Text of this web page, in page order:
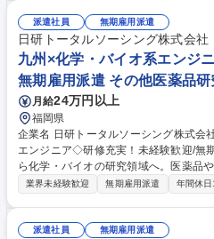
品質管理に携わります。【入社後は】
施設で約1か月の研修を実施。化学は
胞培養や生化学試験の実習等、実務経
理論と実験技術を基礎から体系的に学
研究職デビューが可能です。 募集職種 ◆大分×化学・バイオ系エンジニア
◆知見がある方/未経験歓迎/無期雇用派遣
派遣社員 無期雇用派遣
日研トータルソーシング株式会社
九州×化学・バイオ系エンジ
無期雇用派遣 その他医薬品研
月給24万円以上
福岡県
企業名 日研トータルソーシング株式会社 求人名 ◇九州×化学・バイオ
エンジニア◇研修充実！未経験歓迎/無期雇用派遣 仕事の
ら化学・バイオの研究領域へ。医薬品
種試験を担当。神奈川（化学）や東京
わります。【入社後は】化学は神奈川
業界未経験歓迎 無期雇用派遣 年間休
派遣社員 無期雇用派遣